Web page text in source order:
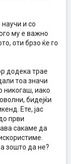
научи и со
му е важно
оти брзо ќе го
додека трае
тоа значи
никогаш, иако
бидејќи
Ете, јас
први
сакаме да
зошто да не?